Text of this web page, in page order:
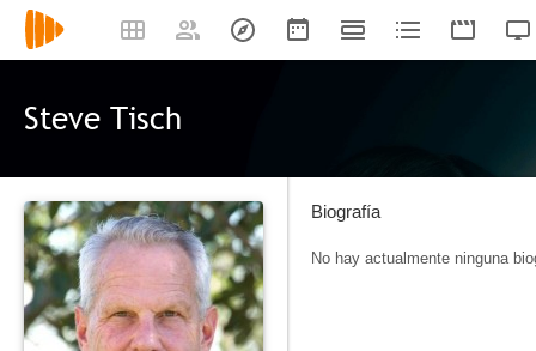
Steve Tisch
Biografía
No hay actualmente ninguna